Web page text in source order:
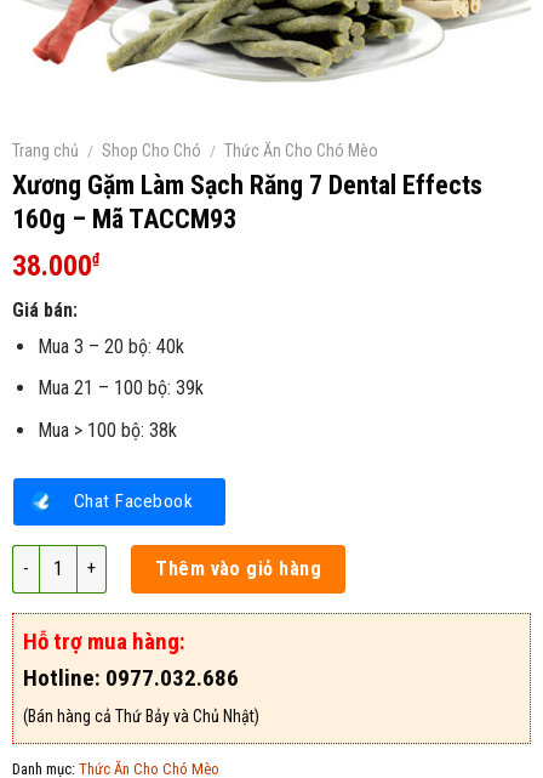
Trang chủ / Shop Cho Chó / Thức Ăn Cho Chó Mèo
Xương Gặm Làm Sạch Răng 7 Dental Effects
160g – Mã TACCM93
38.000₫
Giá bán:
Mua 3 – 20 bộ: 40k
Mua 21 – 100 bộ: 39k
Mua > 100 bộ: 38k
Chat Facebook
Xương Gặm Làm Sạch Răng 7 Dental Effects 160g - Mã TACCM93 số
Thêm vào giỏ hàng
Hỗ trợ mua hàng:
Hotline: 0977.032.686
(Bán hàng cả Thứ Bảy và Chủ Nhật)
Danh mục: Thức Ăn Cho Chó Mèo